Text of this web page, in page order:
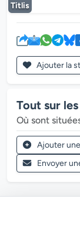
Titlis
Ajouter la
Tout sur
Où sont
Ajouter
Envoyer